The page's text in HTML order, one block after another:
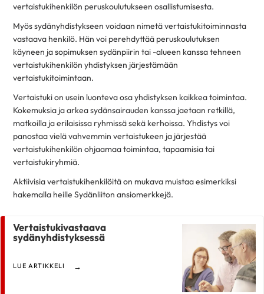
vertaistukihenkilön peruskoulutukseen osallistumisesta.
Myös sydänyhdistykseen voidaan nimetä vertaistukitoiminnasta
vastaava henkilö. Hän voi perehdyttää peruskoulutuksen
käyneen ja sopimuksen sydänpiirin tai -alueen kanssa tehneen
vertaistukihenkilön yhdistyksen järjestämään
vertaistukitoimintaan.
Vertaistuki on usein luonteva osa yhdistyksen kaikkea toimintaa.
Kokemuksia ja arkea sydänsairauden kanssa jaetaan retkillä,
matkoilla ja erilaisissa ryhmissä sekä kerhoissa. Yhdistys voi
panostaa vielä vahvemmin vertaistukeen ja järjestää
vertaistukihenkilön ohjaamaa toimintaa, tapaamisia tai
vertaistukiryhmiä.
Aktiivisia vertaistukihenkilöitä on mukava muistaa esimerkiksi
hakemalla heille Sydänliiton ansiomerkkejä.
Vertaistukivastaava
sydänyhdistyksessä
LUE ARTIKKELI